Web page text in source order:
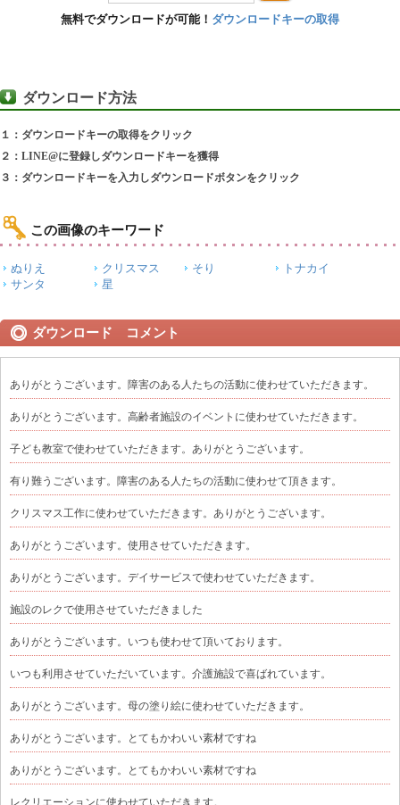
無料でダウンロードが可能！ ダウンロードキーの取得
ダウンロード方法
１：ダウンロードキーの取得をクリック
２：LINE@に登録しダウンロードキーを獲得
３：ダウンロードキーを入力しダウンロードボタンをクリック
この画像のキーワード
ぬりえ クリスマス そり
トナカイ
サンタ
星
ダウンロード コメント
ありがとうございます。障害のある人たちの活動に使わせていただきます。
ありがとうございます。高齢者施設のイベントに使わせていただきます。
子ども教室で使わせていただきます。ありがとうございます。
有り難うございます。障害のある人たちの活動に使わせて頂きます。
クリスマス工作に使わせていただきます。ありがとうございます。
ありがとうございます。使用させていただきます。
ありがとうございます。デイサービスで使わせていただきます。
施設のレクで使用させていただきました
ありがとうございます。いつも使わせて頂いております。
いつも利用させていただいています。介護施設で喜ばれています。
ありがとうございます。母の塗り絵に使わせていただきます。
ありがとうございます。とてもかわいい素材ですね
ありがとうございます。とてもかわいい素材ですね
レクリエーションに使わせていただきます。